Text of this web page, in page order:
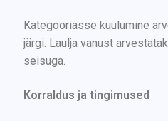
Kategooriasse kuulumine
järgi. Laulja vanust
seisuga.
Korraldus ja tingimused